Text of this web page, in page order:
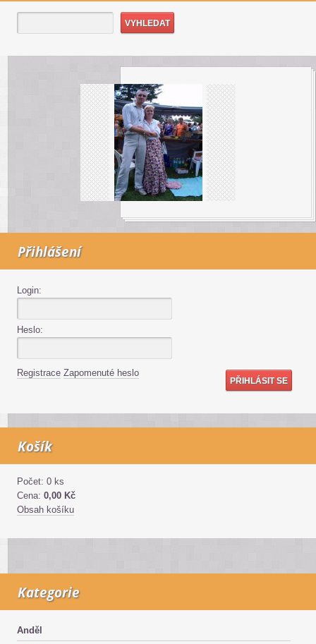
Přihlášení
Login:
Heslo:
Registrace Zapomenuté heslo
Košík
Počet: 0 ks
Cena: 0,00 Kč
Obsah košíku
Kategorie
Anděl